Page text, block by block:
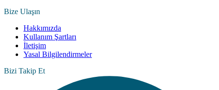
Bize Ulaşın
Hakkımızda
Kullanım Şartları
İletişim
Yasal Bilgilendirmeler
Bizi Takip Et